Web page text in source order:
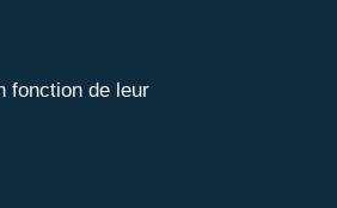
fonction de leur